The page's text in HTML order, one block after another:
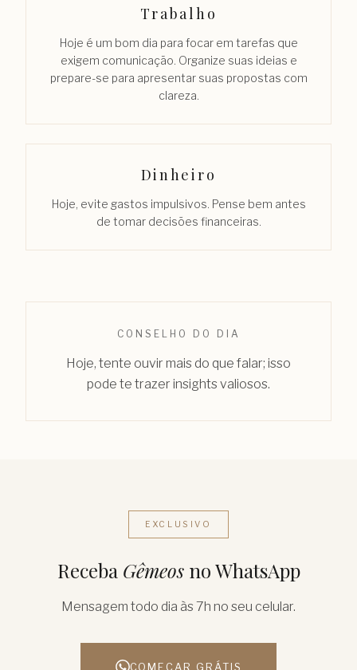
Trabalho
Hoje é um bom dia para focar em tarefas que
exigem comunicação. Organize suas ideias e
prepare-se para apresentar suas propostas com
clareza.
Dinheiro
Hoje, evite gastos impulsivos. Pense bem antes
de tomar decisões financeiras.
CONSELHO DO DIA
Hoje, tente ouvir mais do que falar; isso
pode te trazer insights valiosos.
EXCLUSIVO
Receba Gêmeosno WhatsApp
Mensagem todo dia às 7h no seu celular.
COMEÇAR GRÁTIS